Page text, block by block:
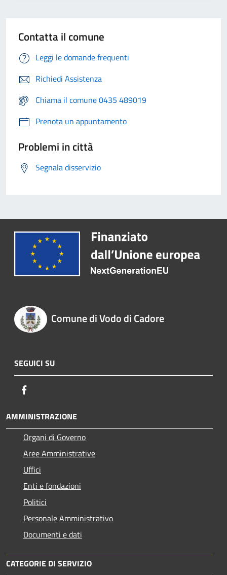
Contatta il comune
Leggi le domande frequenti
Richiedi Assistenza
Chiama il comune 0435 489019
Prenota un appuntamento
Problemi in città
Segnala disservizio
Comune di Vodo di Cadore
SEGUICI SU
AMMINISTRAZIONE
Organi di Governo
Aree Amministrative
Uffici
Enti e fondazioni
Politici
Personale Amministrativo
Documenti e dati
CATEGORIE DI SERVIZIO